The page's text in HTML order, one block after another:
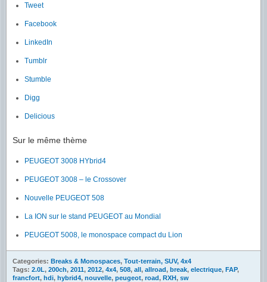
Tweet
Facebook
LinkedIn
Tumblr
Stumble
Digg
Delicious
Sur le même thème
PEUGEOT 3008 HYbrid4
PEUGEOT 3008 – le Crossover
Nouvelle PEUGEOT 508
La ION sur le stand PEUGEOT au Mondial
PEUGEOT 5008, le monospace compact du Lion
Categories: Breaks & Monospaces, Tout-terrain, SUV, 4x4
Tags: 2.0L, 200ch, 2011, 2012, 4x4, 508, all, allroad, break, electrique, FAP,
francfort, hdi, hybrid4, nouvelle, peugeot, road, RXH, sw